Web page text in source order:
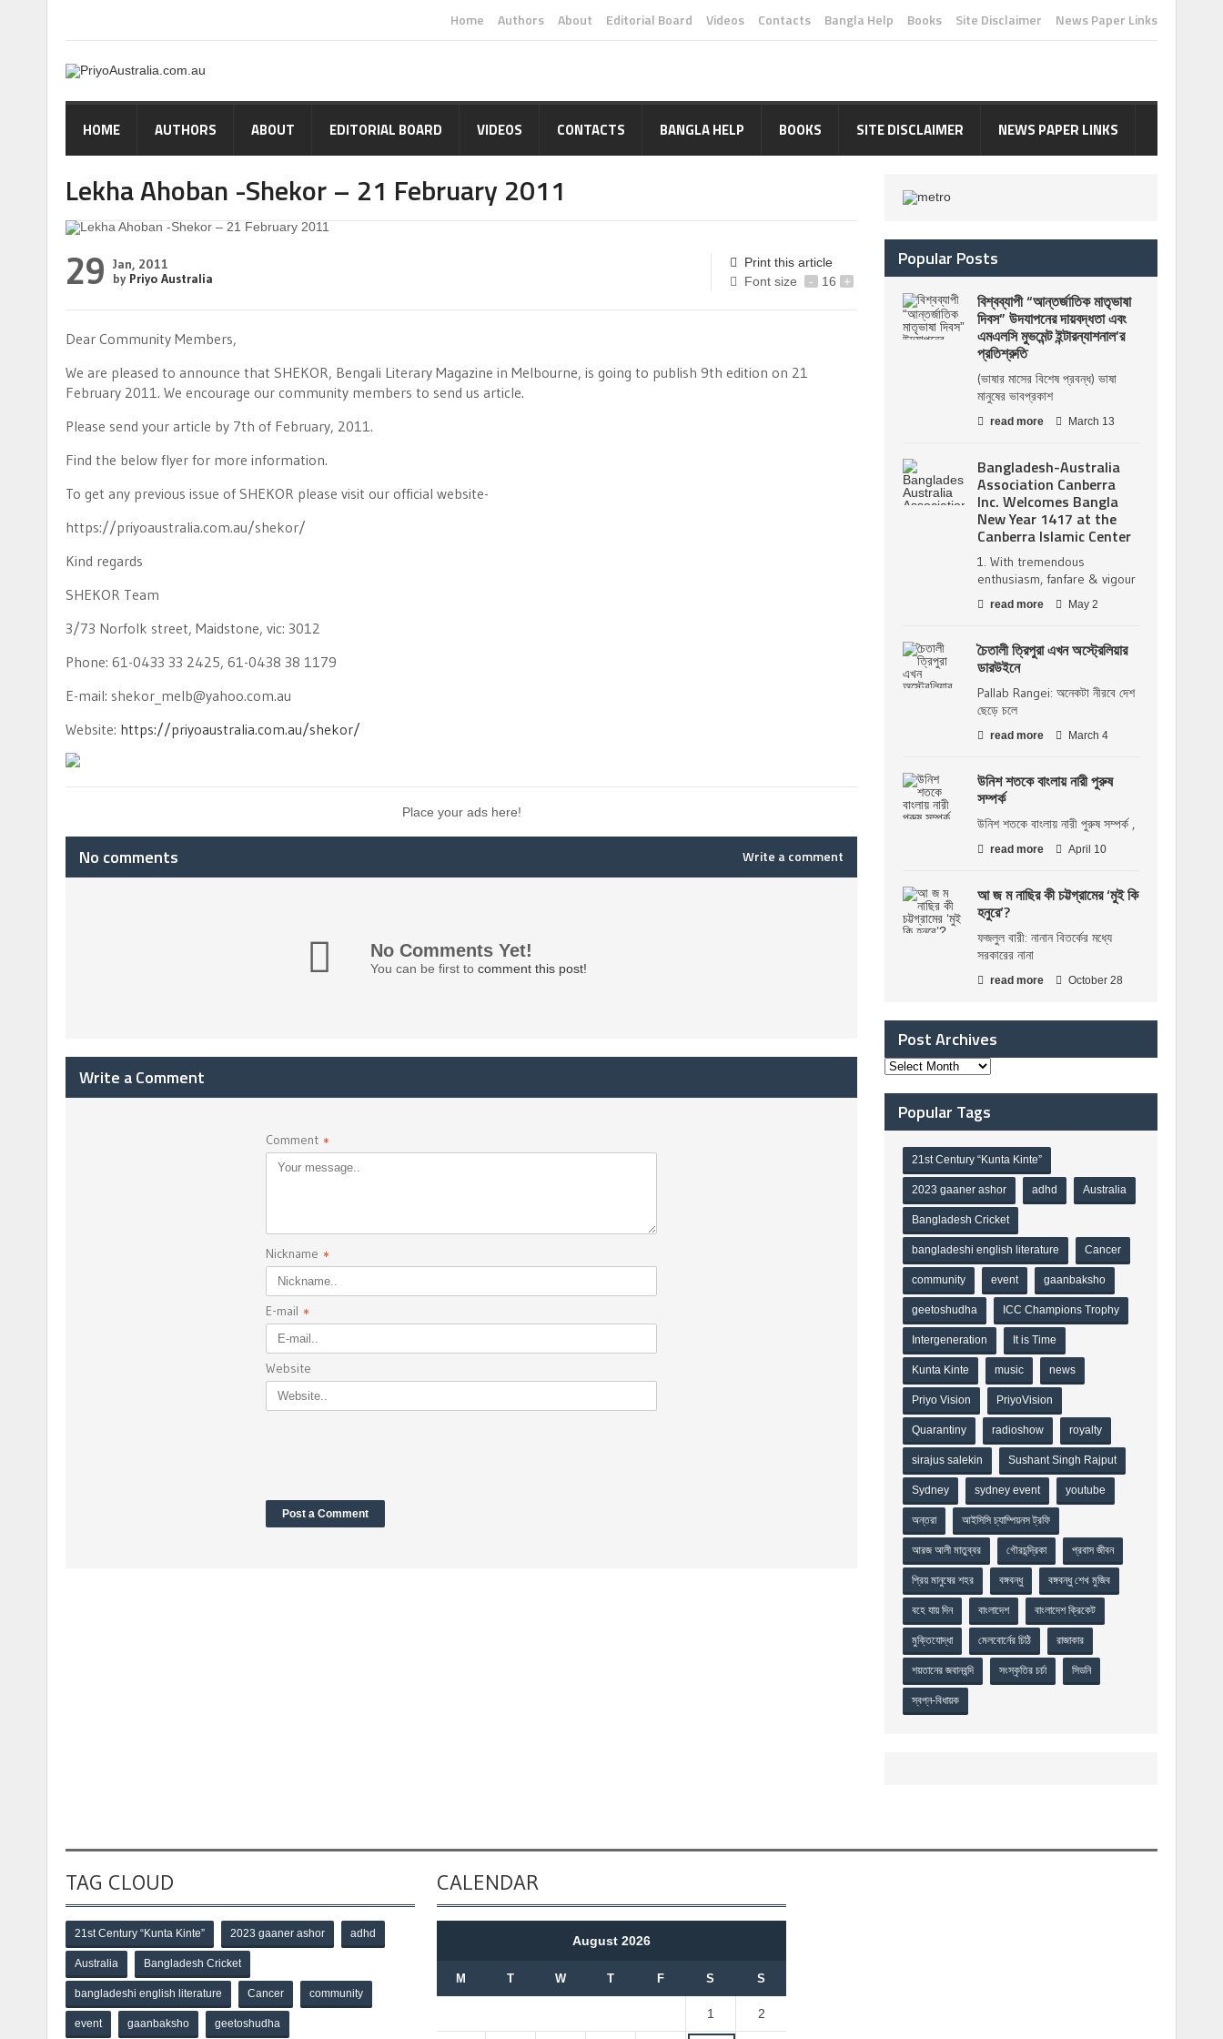
Home Authors About Editorial Board Videos Contacts Bangla Help Books Site Disclaimer News Paper Links
HOME AUTHORS ABOUT EDITORIAL BOARD VIDEOS CONTACTS BANGLA HELP BOOKS SITE DISCLAIMER NEWS PAPER LINKS
Lekha Ahoban -Shekor – 21 February 2011
29 Jan, 2011
by Priyo Australia
Print this article
Font size
- 16 +
Dear Community Members,
We are pleased to announce that SHEKOR, Bengali Literary Magazine in Melbourne, is going to publish 9th edition on 21
February 2011. We encourage our community members to send us article.
Please send your article by 7th of February, 2011.
Find the below flyer for more information.
To get any previous issue of SHEKOR please visit our official website-
https://priyoaustralia.com.au/shekor/
Kind regards
SHEKOR Team
3/73 Norfolk street, Maidstone, vic: 3012
Phone: 61-0433 33 2425, 61-0438 38 1179
E-mail: shekor_melb@yahoo.com.au
Website: https://priyoaustralia.com.au/shekor/
Place your ads here!
No comments Write a comment
No Comments Yet!
You can be first to comment this post!
Write a Comment
Comment *
Nickname *
E-mail *
Website
Popular Posts
বিশ্বব্যাপী “আন্তর্জাতিক মাতৃভাষা
দিবস” উদযাপনের দায়বদ্ধতা এবং
এমএলসি মুভমেন্ট ইন্টারন্যাশনাল’র
প্রতিশ্রুতি
(ভাষার মাসের বিশেষ প্রবন্ধ) ভাষা
মানুষের ভাবপ্রকাশ
read more March 13
Bangladesh-Australia
Association Canberra
Inc. Welcomes Bangla
New Year 1417 at the
Canberra Islamic Center
1. With tremendous
enthusiasm, fanfare & vigour
read more May 2
চৈতালী ত্রিপুরা এখন অস্ট্রেলিয়ার
ডারউইনে
Pallab Rangei: অনেকটা নীরবে দেশ
ছেড়ে চলে
read more March 4
উনিশ শতকে বাংলায় নারী পুরুষ
সম্পর্ক
উনিশ শতকে বাংলায় নারী পুরুষ সম্পর্ক ,
read more April 10
আ জ ম নাছির কী চট্টগ্রামের ‘মুই কি
হনুরে’?
ফজলুল বারী: নানান বিতর্কের মধ্যে
সরকারের নানা
read more October 28
Post Archives
Popular Tags
21st Century “Kunta Kinte”
2023 gaaner ashor adhd Australia
Bangladesh Cricket
bangladeshi english literature Cancer
community event gaanbaksho
geetoshudha ICC Champions Trophy
Intergeneration It is Time
Kunta Kinte music news
Priyo Vision PriyoVision
Quarantiny radioshow royalty
sirajus salekin Sushant Singh Rajput
Sydney sydney event youtube
অন্তরা আইসিসি চ্যাম্পিয়নস ট্রফি
আরজ আলী মাতুব্বর গৌরচন্দ্রিকা প্রবাস জীবন
প্রিয় মানুষের শহর বঙ্গবন্ধু বঙ্গবন্ধু শেখ মুজিব
বহে যায় দিন বাংলাদেশ বাংলাদেশ ক্রিকেট
মুক্তিযোদ্ধা মেলবোর্নের চিঠি রাজাকার
শয়তানের জবানবন্দি সংস্কৃতির চর্চা সিডনি
স্বপ্ন-বিধায়ক
TAG CLOUD
21st Century “Kunta Kinte” 2023 gaaner ashor adhd
Australia Bangladesh Cricket
bangladeshi english literature Cancer community
event gaanbaksho geetoshudha
CALENDAR
August 2026
M T W T F S S
1 2